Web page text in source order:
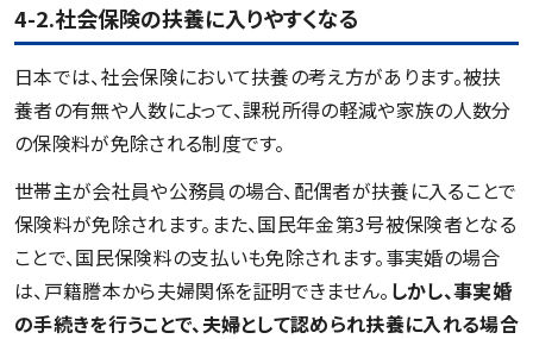
4-2.社会保険の扶養に入りやすくなる
日本では、社会保険において扶養の考え方があります。被扶
養者の有無や人数によって、課税所得の軽減や家族の人数分
の保険料が免除される制度です。
世帯主が会社員や公務員の場合、配偶者が扶養に入ることで
保険料が免除されます。また、国民年金第3号被保険者となる
ことで、国民保険料の支払いも免除されます。事実婚の場合
は、戸籍謄本から夫婦関係を証明できません。 しかし、事実婚
の手続きを行うことで、夫婦として認められ扶養に入れる場合